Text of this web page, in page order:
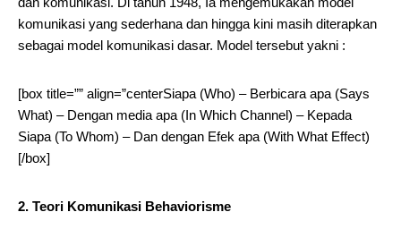
komunikasi yang sederhana dan hingga kini masih diterapkan
sebagai model komunikasi dasar. Model tersebut yakni :
[box title=”” align=”centerSiapa (Who) – Berbicara apa (Says
What) – Dengan media apa (In Which Channel) – Kepada
Siapa (To Whom) – Dan dengan Efek apa (With What Effect)
[/box]
2. Teori Komunikasi Behaviorisme